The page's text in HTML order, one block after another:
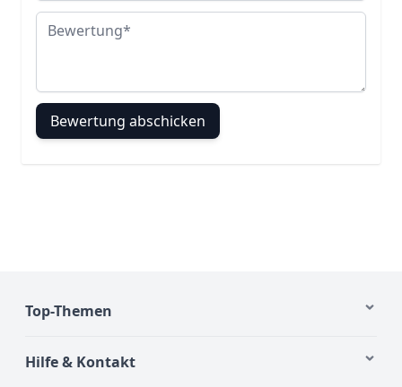
Bewertung
Bewertung abschicken
Top-Themen
Hilfe & Kontakt